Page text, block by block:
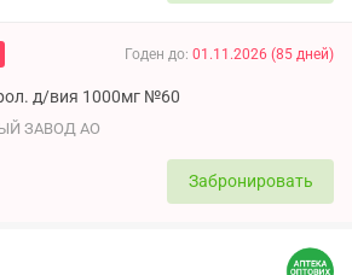
Годен до: 01.11.2026 (85 дней)
д/вия 1000мг №60
ЗАВОД АО
Забронировать